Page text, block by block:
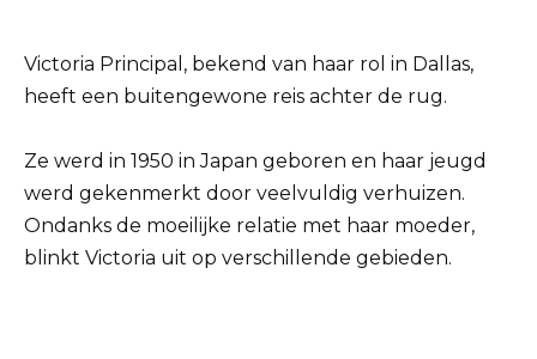
Victoria Principal, bekend van haar rol in Dallas,
heeft een buitengewone reis achter de rug.
Ze werd in 1950 in Japan geboren en haar jeugd
werd gekenmerkt door veelvuldig verhuizen.
Ondanks de moeilijke relatie met haar moeder,
blinkt Victoria uit op verschillende gebieden.